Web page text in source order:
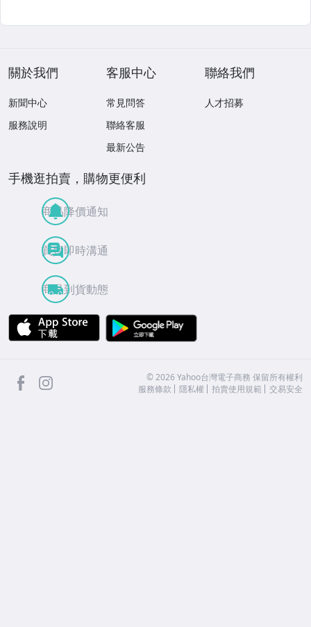
關於我們
新聞中心
服務說明
客服中心
常見問答
聯絡客服
最新公告
聯絡我們
人才招募
手機逛拍賣，購物更便利
商品降價通知
買賣即時溝通
商品到貨動態
APP Store
facebook ©2026 Yahoo台灣電子商務 保留所有權利
服務條款
隱私權 拍賣使用規範 交易安全